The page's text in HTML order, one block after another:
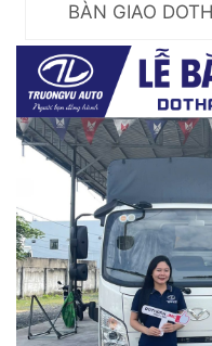
BÀN GIAO